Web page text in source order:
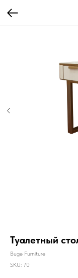
Туалетный
Buge Furniture
SKU: 70